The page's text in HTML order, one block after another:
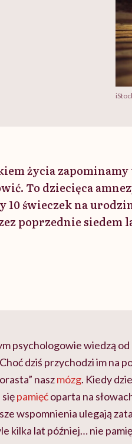
życia
To dziecięca
10 świeczek na
poprzednie siedem
psychologowie wiedzą
dziś przychodzi im na
naszmózg. Kiedy
pamięćoparta na
wspomnienia ulegają
kilka lat później… nie